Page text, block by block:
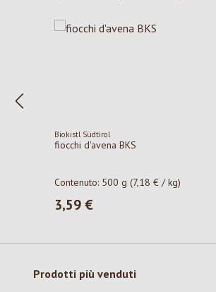
Biokistl Südtirol
fiocchi d'avena BKS
Contenuto: 500 g(7,18 € / kg)
Prezzo normale:
3,59 €
Salta la galleria dei prodotti
Prodotti più venduti